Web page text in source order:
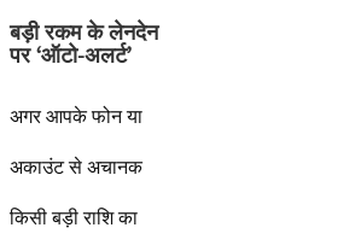
बड़ी रकम के लेनदेन
पर‘ऑटो-अलर्ट’
अगर आपके फोन या
अकाउंट से अचानक
किसी बड़ी राशि का